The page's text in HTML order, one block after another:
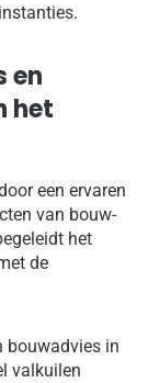
en
het
een ervaren
van bouw-
het
de
bouwadvies in
valkuilen